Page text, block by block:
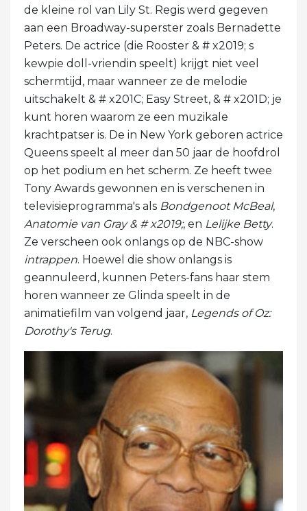
de kleine rol van Lily St. Regis werd gegeven
aan een Broadway-superster zoals Bernadette
Peters. De actrice (die Rooster & # x2019; s
kewpie doll-vriendin speelt) krijgt niet veel
schermtijd, maar wanneer ze de melodie
uitschakelt & # x201C; Easy Street, & # x201D; je
kunt horen waarom ze een muzikale
krachtpatser is. De in New York geboren actrice
Queens speelt al meer dan 50 jaar de hoofdrol
op het podium en het scherm. Ze heeft twee
Tony Awards gewonnen en is verschenen in
televisieprogramma's als Bondgenoot McBeal,
Anatomie van Gray & # x2019;, en Lelijke Betty.
Ze verscheen ook onlangs op de NBC-show
intrappen. Hoewel die show onlangs is
geannuleerd, kunnen Peters-fans haar stem
horen wanneer ze Glinda speelt in de
animatiefilm van volgend jaar, Legends of Oz:
Dorothy's Terug.